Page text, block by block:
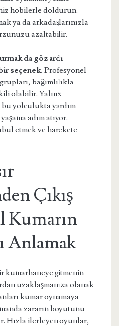
hobilerle doldurun.
ya da arkadaşlarınızla
azaltabilir.
da göz ardı
seçenek. Profesyonel
bağımlılıkla
olabilir. Yalnız
yolculukta yardım
adım atıyor.
etmek ve harekete
Çıkış
Kumarın
Anlamak
kumarhaneye gitmenin
uzaklaşmanıza olanak
kumar oynamaya
zararın boyutunu
Hızla ilerleyen oyunlar,